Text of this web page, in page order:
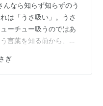
なら知らず知らずのう
は「うさ吸い」。うさ
ーチュー吸うのではあ
言葉を知る前から、ず
についてご紹介しま
めのうさ吸い箇所 頭 耳
から！ まとめ うさ吸い
ぎ